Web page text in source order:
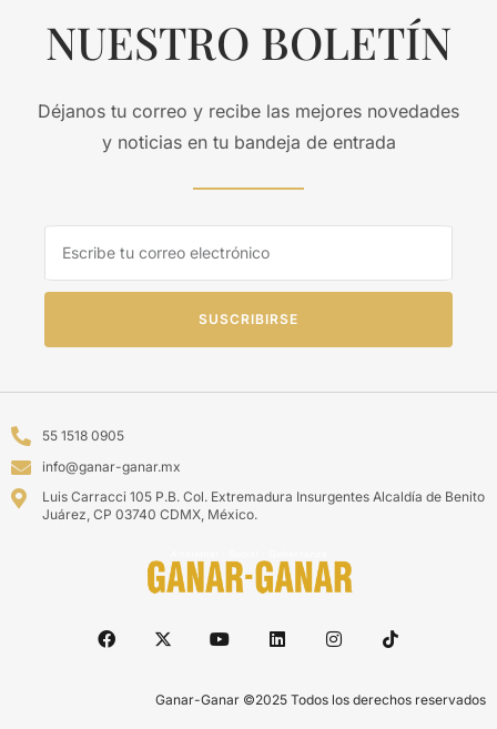
NUESTRO BOLETÍN
Déjanos tu correo y recibe las mejores novedades
y noticias en tu bandeja de entrada
SUSCRIBIRSE
55 1518 0905
info@ganar-ganar.mx
Luis Carracci 105 P.B. Col. Extremadura Insurgentes Alcaldía de Benito
Juárez, CP 03740 CDMX, México.
Ganar-Ganar ©2025 Todos los derechos reservados